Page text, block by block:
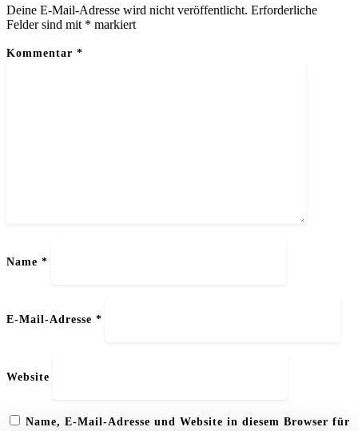
Deine E-Mail-Adresse wird nicht veröffentlicht. Erforderliche
Felder sind mit * markiert
Kommentar *
Name *
E-Mail-Adresse *
Website
Name, E-Mail-Adresse und Website in diesem Browser für